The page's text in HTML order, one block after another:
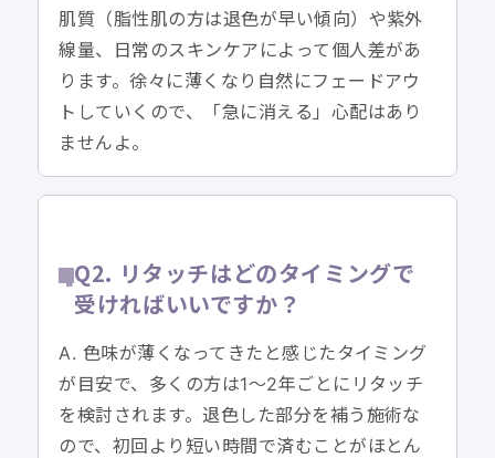
肌質（脂性肌の方は退色が早い傾向）や紫外
線量、日常のスキンケアによって個人差があ
ります。徐々に薄くなり自然にフェードアウ
トしていくので、「急に消える」心配はあり
ませんよ。
Q2. リタッチはどのタイミングで
受ければいいですか？
A. 色味が薄くなってきたと感じたタイミング
が目安で、多くの方は1〜2年ごとにリタッチ
を検討されます。退色した部分を補う施術な
ので、初回より短い時間で済むことがほとん